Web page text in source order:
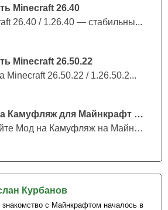
Minecraft 26.40
26.40 / 1.26.40 — стабильны...
Minecraft 26.50.22
Minecraft 26.50.22 / 1.26.50.2...
Мод на Камуфляж для Майнкрафт ПЕ
Скачайте Мод на Камуфляж на Майнкрафт...
Курбанов
с Майнкрафтом началось в